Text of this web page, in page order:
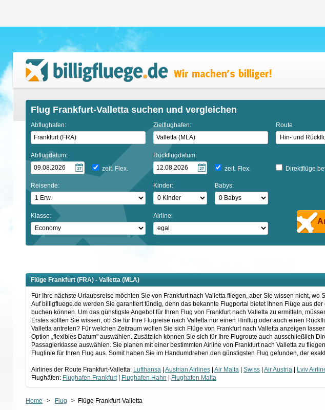
Flug Frankfurt-Valletta suchen und vergleichen
Abflughafen: Zielflughafen: Route
Abflugdatum:
zeit. Flex.
Rückflugdatum:
zeit. Flex.
Direktflüge
Reisende: Kinder: Babys:
Klasse: Airline:
Flüge Frankfurt (FRA) - Valletta (MLA)
Für Ihre nächste Urlaubsreise möchten Sie von Frankfurt nach Valletta fliegen, aber Sie wissen nicht,
Auf billigfluege.de werden Sie garantiert fündig, denn das bekannte Flugportal bietet Ihnen Flüge aus
buchen können. Um das günstigste Angebot für Ihren Flug von Frankfurt nach Valletta zu ermitteln,
Erstes sollten Sie wissen, ob Sie für Ihre Flugreise nach Valletta nur einen Hinflug oder auch einen
Valletta antreten? Für welchen Zeitraum wollen Sie sich Flüge von Frankfurt nach Valletta anzeigen
Option „flexibles Datum" auswählen. Zusätzlich können Sie sich für Ihre Flugroute auch ausschließlich
Passagierklasse auswählen. Sie planen mit einer bestimmten Airline von Frankfurt nach Valletta zu
Fluglinie für Ihren Flug aus. Somit haben Sie im Handumdrehen den günstigsten Flug gefunden, der
Airlines der Route Frankfurt-Valletta: Lufthansa| Austrian Airlines| Air Malta| Swiss| Air Austria|
Lviv
Flughäfen: Flughafen Frankfurt| Flughafen Hahn Flughafen Malta
Home > Flug > Flüge Frankfurt-Valletta